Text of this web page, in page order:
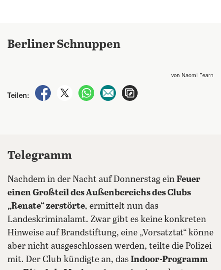
Berliner Schnuppen
von Naomi Fearn
Teilen:
auf Facebook teilen
auf X teilenper WhatsApp teilen
per E-Mail teilen
Telegramm
Nachdem in der Nacht auf Donnerstag ein Feuer
einen Großteil des Außenbereichs des Clubs
„Renate“ zerstörte, ermittelt nun das
Landeskriminalamt. Zwar gibt es keine konkreten
Hinweise auf Brandstiftung, eine „Vorsatztat“ könne
aber nicht ausgeschlossen werden, teilte die Polizei
mit. Der Club kündigte an, das Indoor-Programm